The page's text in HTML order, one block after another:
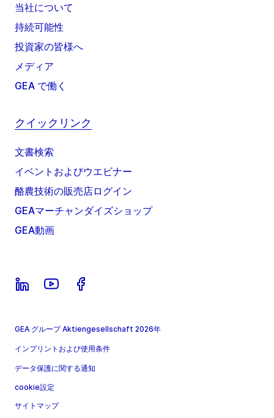
当社について
持続可能性
投資家の皆様へ
メディア
GEA で働く
クイックリンク
文書検索
イベントおよびウエビナー
酪農技術の販売店ログイン
GEAマーチャンダイズショップ
GEA動画
GEA グループ Aktiengesellschaft 2026年
インプリントおよび使用条件
データ保護に関する通知
cookie設定
サイトマップ